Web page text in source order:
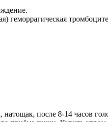
после 8-14 часов